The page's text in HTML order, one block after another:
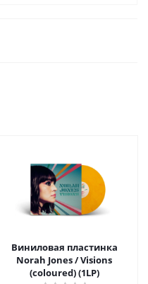
Виниловая пластинка
Norah Jones / Visions
(coloured) (1LP)